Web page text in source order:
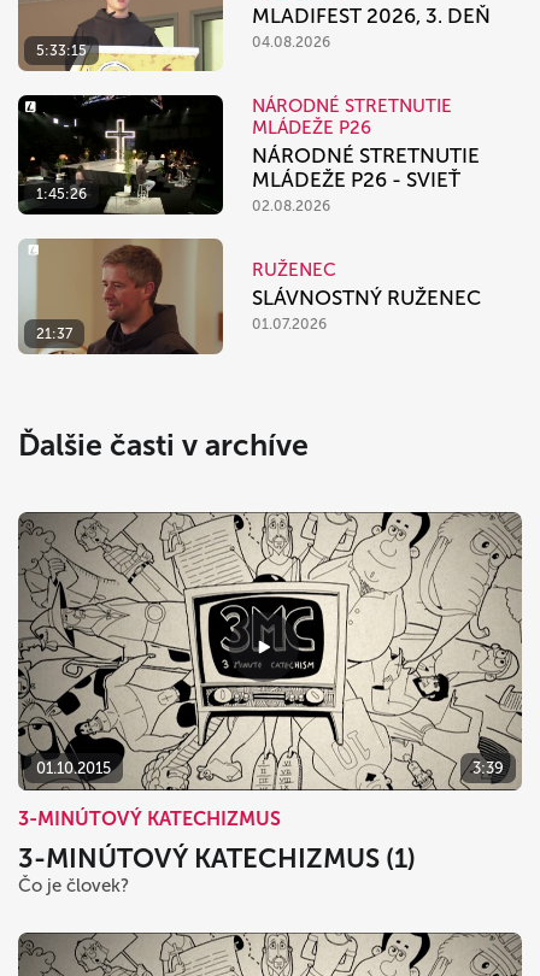
5:33:15
MLADIFEST 2026, 3. DEŇ
04.08.2026
1:45:26
NÁRODNÉ STRETNUTIE
MLÁDEŽE P26
NÁRODNÉ STRETNUTIE
MLÁDEŽE P26 - SVIEŤ
02.08.2026
21:37
RUŽENEC
SLÁVNOSTNÝ RUŽENEC
01.07.2026
Ďalšie časti v archíve
01.10.2015 3:39
3-MINÚTOVÝ KATECHIZMUS
3-MINÚTOVÝ KATECHIZMUS (1)
Čo je človek?